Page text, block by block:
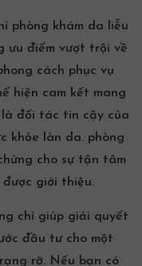
phòng khám da liễu
ưu điểm vượt trội về
cách phục vụ
hiện cam kết mang
đối tác tin cậy của
khỏe làn da. phòng
cho sự tận tâm
giới thiệu.
chỉ giúp giải quyết
đầu tư cho một
rỡ. Nếu bạn có